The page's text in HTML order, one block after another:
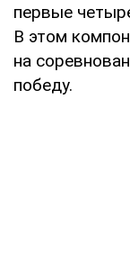
первые
В этом
на
победу.